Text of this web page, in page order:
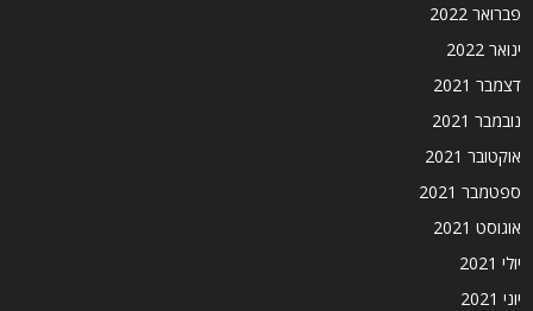
פברואר 2022
ינואר 2022
דצמבר 2021
נובמבר 2021
אוקטובר 2021
ספטמבר 2021
אוגוסט 2021
יולי 2021
יוני 2021